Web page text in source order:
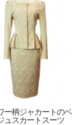
ー柄ジャカートのベ
ュスカートスーツ